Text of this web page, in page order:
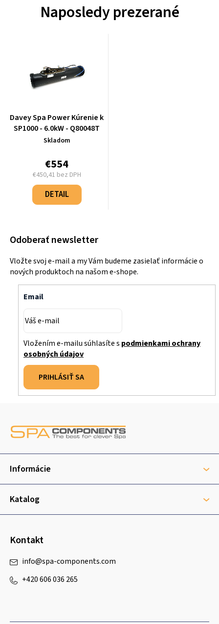
Naposledy prezerané
Davey Spa Power Kúrenie k
SP1000 - 6.0kW - Q80048T
Skladom
€554
€450,41 bez DPH
Jednotková
cena:
DETAIL
Odoberať newsletter
Vložte svoj e-mail a my Vám budeme zasielať informácie o
nových produktoch na našom e-shope.
Email
Vložením e-mailu súhlasíte s podmienkami ochrany
osobných údajov
PRIHLÁSIŤ SA
ä
i
Informácie
Katalog
Kontakt
info@spa-components.com
+420 606 036 265